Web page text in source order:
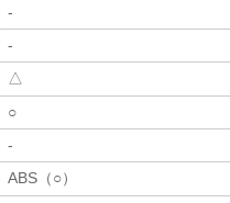
-
-
△
○
-
ABS（○）